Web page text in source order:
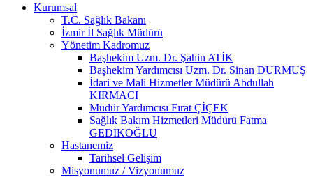
Kurumsal
T.C. Sağlık Bakanı
İzmir İl Sağlık Müdürü
Yönetim Kadromuz
Başhekim Uzm. Dr. Şahin ATİK
Başhekim Yardımcısı Uzm. Dr. Sinan DURMUŞ
İdari ve Mali Hizmetler Müdürü Abdullah
KIRMACI
Müdür Yardımcısı Fırat ÇİÇEK
Sağlık Bakım Hizmetleri Müdürü Fatma
GEDİKOĞLU
Hastanemiz
Tarihsel Gelişim
Misyonumuz / Vizyonumuz